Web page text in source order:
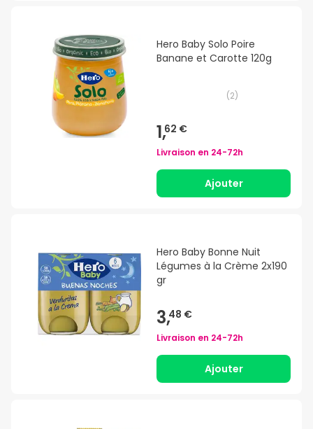
Hero Baby Solo Poire
Banane et Carotte 120g
(2)
1,62 €
Livraison en 24-72h
Ajouter
Hero Baby Bonne Nuit
Légumes à la Crème 2x190
gr
3,48 €
Livraison en 24-72h
Ajouter